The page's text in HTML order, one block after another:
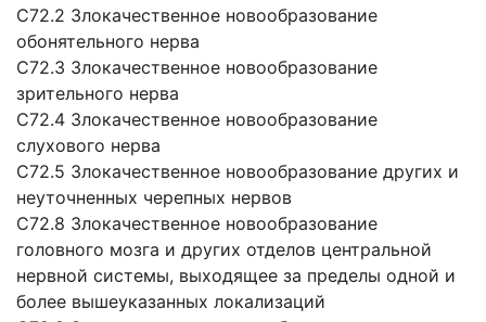
C72.2 Злокачественное новообразование
обонятельного нерва
C72.3 Злокачественное новообразование
зрительного нерва
C72.4 Злокачественное новообразование
слухового нерва
C72.5 Злокачественное новообразование других и
неуточненных черепных нервов
C72.8 Злокачественное новообразование
головного мозга и других отделов центральной
нервной системы, выходящее за пределы одной и
более вышеуказанных локализаций